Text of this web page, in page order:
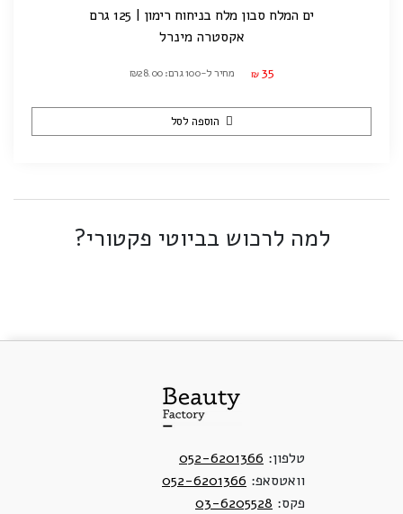
ים המלח סבון מלח בניחוח רימון | 125 גרם
אקסטרה מינרל
₪ 35 מחיר ל-100 גרם: ₪28.00
הוספה לסל
למה לרכוש בביוטי פקטורי?
טלפון: 052-6201366
וואטסאפ: 052-6201366
פקס: 03-6205528